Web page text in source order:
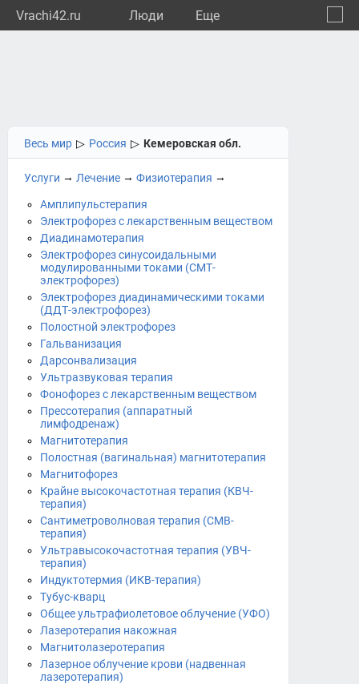
Vrachi42.ru Люди Eще
Весь мир ▷ Россия ▷ Кемеровская обл.
Услуги → Лечение → Физиотерапия →
Амплипульстерапия
Электрофорез с лекарственным веществом
Диадинамотерапия
Электрофорез синусоидальными
модулированными токами (СМТ-
электрофорез)
Электрофорез диадинамическими токами
(ДДТ-электрофорез)
Полостной электрофорез
Гальванизация
Дарсонвализация
Ультразвуковая терапия
Фонофорез с лекарственным веществом
Прессотерапия (аппаратный
лимфодренаж)
Магнитотерапия
Полостная (вагинальная) магнитотерапия
Магнитофорез
Крайне высокочастотная терапия (КВЧ-
терапия)
Сантиметроволновая терапия (СМВ-
терапия)
Ультравысокочастотная терапия (УВЧ-
терапия)
Индуктотермия (ИКВ-терапия)
Тубус-кварц
Общее ультрафиолетовое облучение (УФО)
Лазеротерапия накожная
Магнитолазеротерапия
Лазерное облучение крови (надвенная
лазеротерапия)